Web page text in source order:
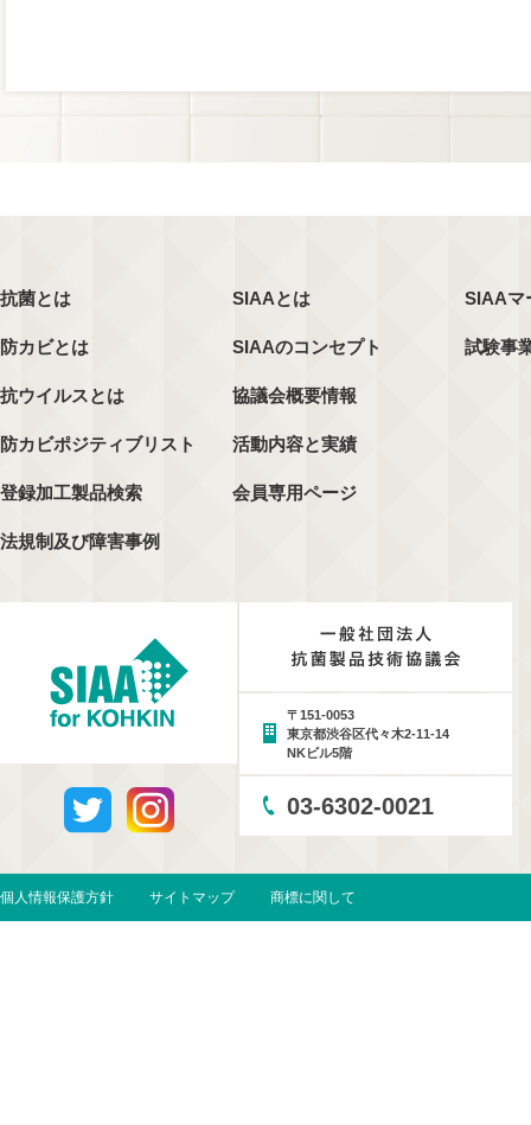
抗菌とは
防カビとは
抗ウイルスとは
防カビポジティブリスト
登録加工製品検索
法規制及び障害事例
SIAAとは
SIAAのコンセプト
協議会概要情報
活動内容と実績
会員専用ページ
SIAAマ
試験事
〒151-0053
東京都渋谷区代々木2-11-14
NKビル5階
03-6302-0021
個人情報保護方針 サイトマップ 商標に関して